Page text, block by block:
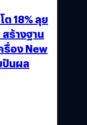
ต 18% ลุย
ร้างฐาน
รื่อง New
ปันผล